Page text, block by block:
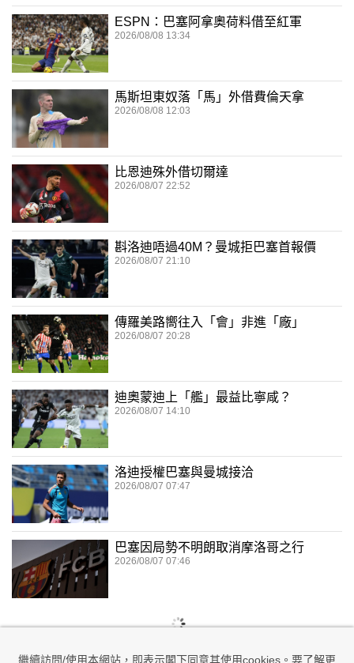
繼續訪問/使用本網站，即表示閣下同意其使用cookies。要了解更
ESPN：巴塞阿拿奧荷料借至紅軍
2026/08/08 13:34
馬斯坦東奴落「馬」外借費倫天拿
2026/08/08 12:03
比恩迪殊外借切爾達
2026/08/07 22:52
斟洛迪唔過40M？曼城拒巴塞首報價
2026/08/07 21:10
傳羅美路嚮往入「會」非進「廠」
2026/08/07 20:28
迪奧蒙迪上「艦」最益比寧咸？
2026/08/07 14:10
洛迪授權巴塞與曼城接洽
2026/08/07 07:47
巴塞因局勢不明朗取消摩洛哥之行
2026/08/07 07:46